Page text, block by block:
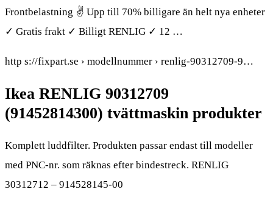
Frontbelastning ✌ Upp till 70% billigare än helt nya enheter
✓ Gratis frakt ✓ Billigt RENLIG ✓ 12 …
http s://fixpart.se › modellnummer › renlig-90312709-9…
Ikea RENLIG 90312709
(91452814300) tvättmaskin produkter
Komplett luddfilter. Produkten passar endast till modeller
med PNC-nr. som räknas efter bindestreck. RENLIG
30312712 – 914528145-00